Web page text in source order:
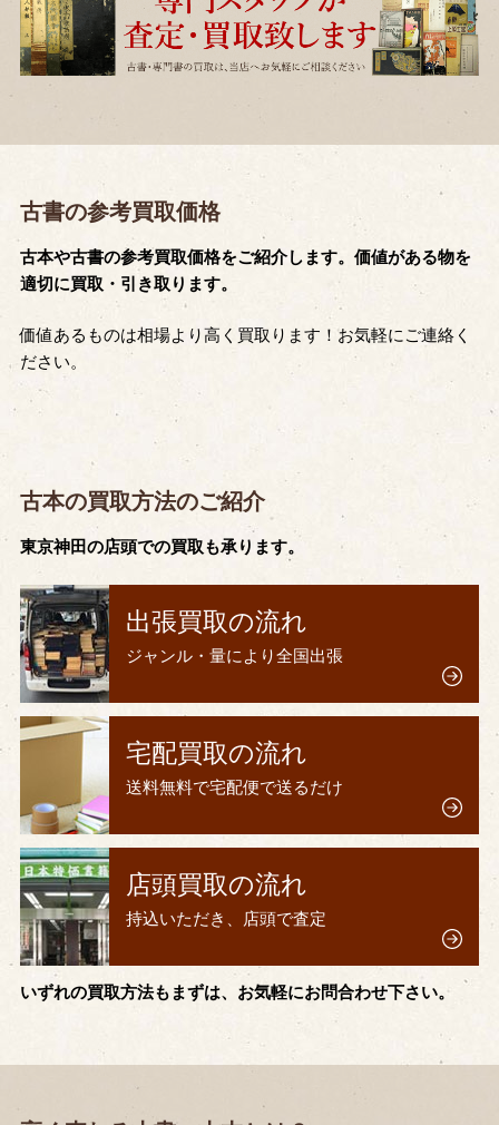
古書の参考買取価格
古本や古書の参考買取価格をご紹介します。価値がある物を
適切に買取・引き取ります。
価値あるものは相場より高く買取ります！お気軽にご連絡く
ださい。
古本の買取方法のご紹介
東京神田の店頭での買取も承ります。
出張買取の流れ
ジャンル・量により全国出張
宅配買取の流れ
送料無料で宅配便で送るだけ
店頭買取の流れ
持込いただき、店頭で査定
いずれの買取方法もまずは、お気軽にお問合わせ下さい。